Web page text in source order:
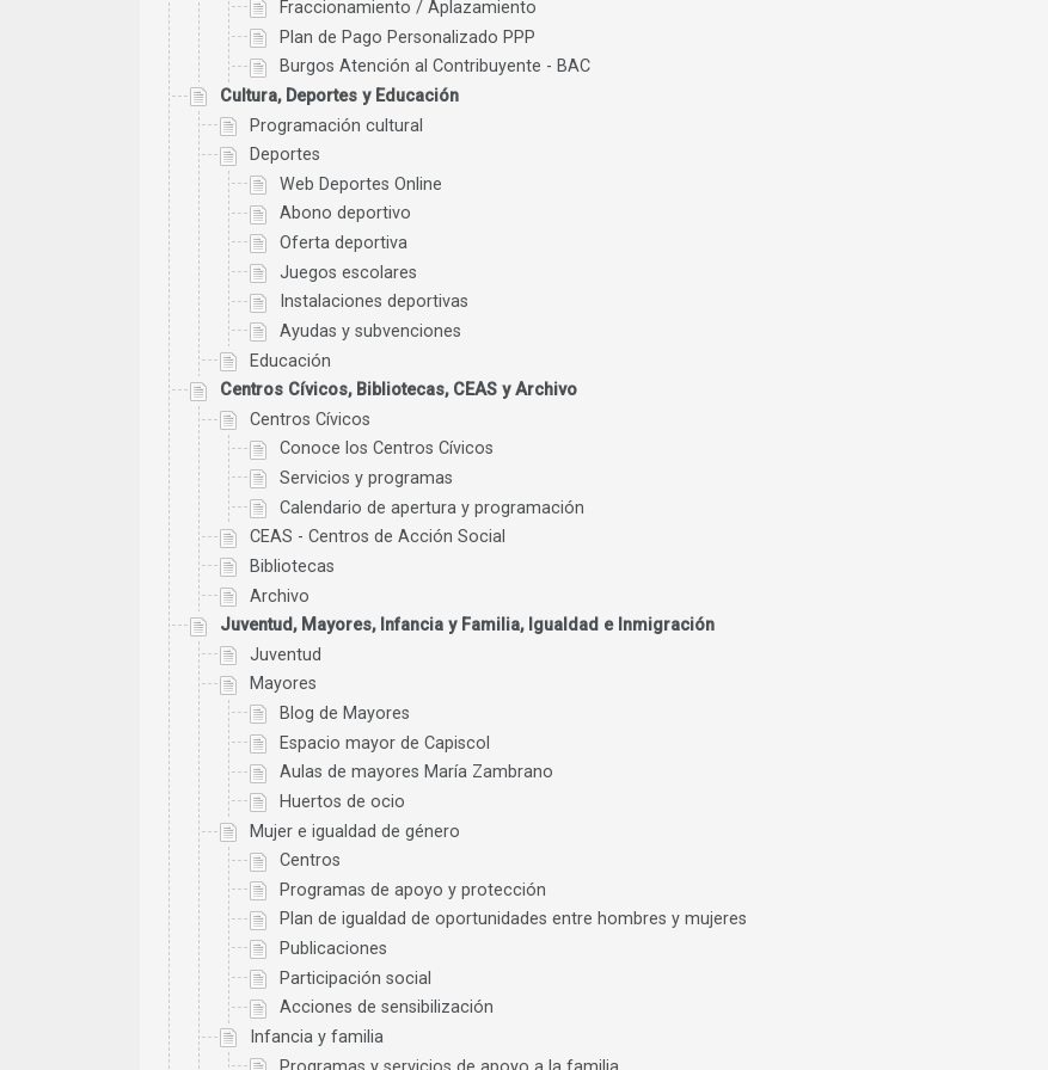
Fraccionamiento / Aplazamiento
Plan de Pago Personalizado PPP
Burgos Atención al Contribuyente - BAC
Cultura, Deportes y Educación
Programación cultural
Deportes
Web Deportes Online
Abono deportivo
Oferta deportiva
Juegos escolares
Instalaciones deportivas
Ayudas y subvenciones
Educación
Centros Cívicos, Bibliotecas, CEAS y Archivo
Centros Cívicos
Conoce los Centros Cívicos
Servicios y programas
Calendario de apertura y programación
CEAS - Centros de Acción Social
Bibliotecas
Archivo
Juventud, Mayores, Infancia y Familia, Igualdad e Inmigración
Juventud
Mayores
Blog de Mayores
Espacio mayor de Capiscol
Aulas de mayores María Zambrano
Huertos de ocio
Mujer e igualdad de género
Centros
Programas de apoyo y protección
Plan de igualdad de oportunidades entre hombres y mujeres
Publicaciones
Participación social
Acciones de sensibilización
Infancia y familia